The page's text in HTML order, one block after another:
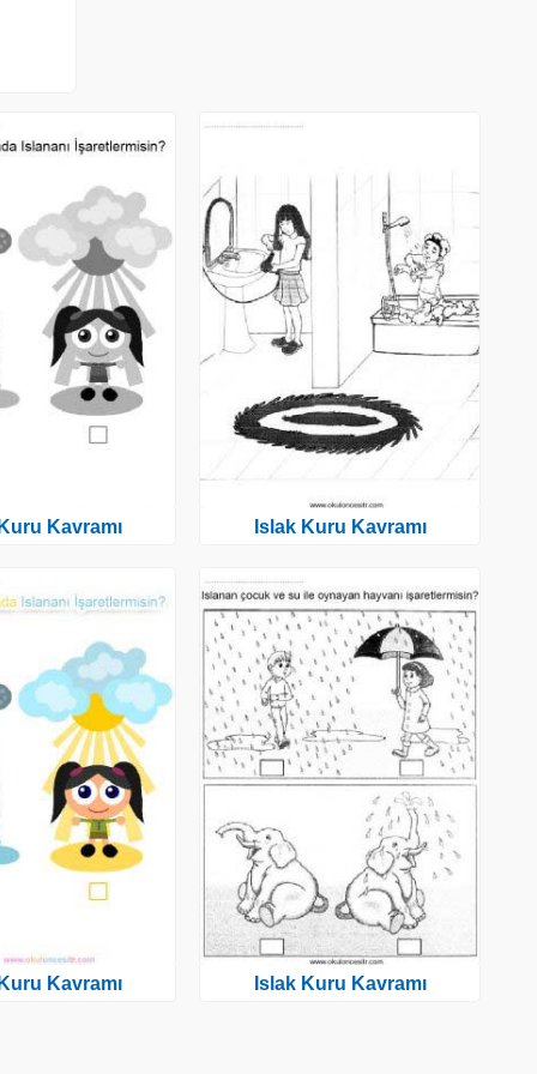
Kavramı
Kavramı
Islak Kuru Kavramı
Islak Kuru Kavramı